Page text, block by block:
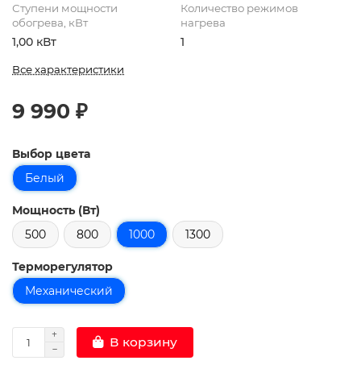
Ступени мощности
обогрева, кВт
1,00 кВт
Количество режимов
нагрева
1
Все характеристики
9 990 ₽
Выбор цвета
Белый
Мощность (Вт)
500
800 1000 1300
Терморегулятор
Механический
В корзину